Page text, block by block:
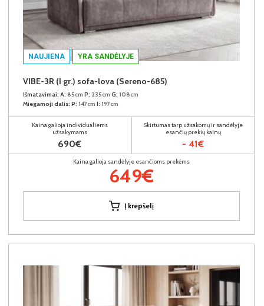
NAUJIENA YRA SANDĖLYJE
VIBE-3R (I gr.) sofa-lova (Sereno-685)
Išmatavimai: A: 85cm P: 235cm G: 108cm
Miegamoji dalis: P: 147cm I: 197cm
Kaina galioja individualiems
užsakymams
690€
Skirtumas tarp užsakomų ir sandėlyje
esančių prekių kainų
- 41€
Kaina galioja sandėlyje esančioms prekėms
649€
Į krepšelį